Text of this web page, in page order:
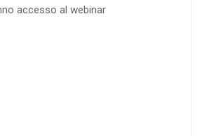
accesso al webinar